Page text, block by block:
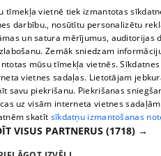
Commenting terms
TV program
Contract rules
360 Ziņu kontakti
Helio Media
Vortal assistance service: e-mail -
tīmekļa vietnē tiek izmantotas
darbību., nosūtītu personalizētu
un satura mērījumus, auditorijas
Zemāk sniedzam
mūsu tīmekļa vietnēs.
vietnes sadaļas. Lietotājam
savu piekrišanu. Piekrišanas
uz visām interneta vietnes
skatīt sīkdatņu izmantošanas
VISUS PARTNERUS (1718) →